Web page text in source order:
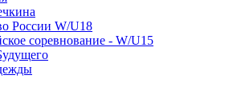
России W/U18
соревнование - W/U15